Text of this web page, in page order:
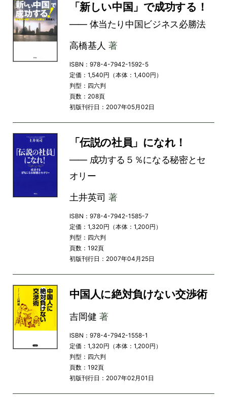
「新しい中国」で成功する！
―― 体当たり中国ビジネス必勝法
高橋基人 著
ISBN：978-4-7942-1592-5
定価：1,540円（本体：1,400円）
判型：四六判
頁数：208頁
初版刊行日：2007年05月02日
「伝説の社員」になれ！
―― 成功する５％になる秘密とセ
オリー
土井英司 著
ISBN：978-4-7942-1585-7
定価：1,320円（本体：1,200円）
判型：四六判
頁数：192頁
初版刊行日：2007年04月25日
中国人に絶対負けない交渉術
吉岡健 著
ISBN：978-4-7942-1558-1
定価：1,320円（本体：1,200円）
判型：四六判
頁数：192頁
初版刊行日：2007年02月01日